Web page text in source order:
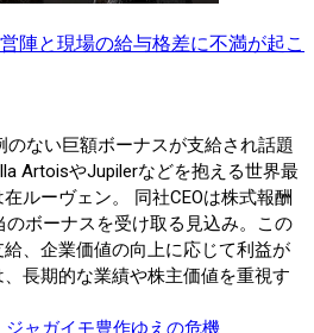
陣と現場の給与格差に不満が起こ
のない巨額ボーナスが支給され話題
ArtoisやJupilerなどを抱える世界最
ルーヴェン。 同社CEOは株式報酬
のボーナスを受け取る見込み。この
、企業価値の向上に応じて利益が
長期的な業績や株主価値を重視す